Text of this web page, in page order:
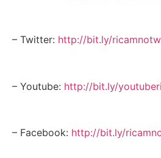
– Twitter: http://bit.ly/
– Youtube: http://bit.ly/
– Facebook: http://bit.ly/